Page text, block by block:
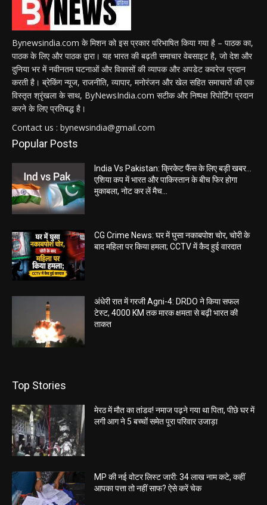
Bynewsindia.com के मिशन को इस प्रकार परिभाषित किया गया है – पाठक का,
पाठक के लिए और पाठक द्वारा। यह भारत की बढ़ती समाचार वेबसाइट है, जो देश और
दुनिया भर में नवीनतम घटनाओं और विकासों की व्यापक और अपडेट कवरेज प्रदान
करती है। ब्रेकिंग न्यूज, राजनीति, व्यापार, मनोरंजन और खेल सहित समाचारों की एक
विस्तृत श्रृंखला के साथ, ByNewsIndia.com सटीक और निष्पक्ष रिपोर्टिंग प्रदान
करने के लिए प्रतिबद्ध है।
Contact us : bynewsindia@gmail.com
Popular Posts
India Vs Pakistan: क्रिकेट फैंस के लिए बड़ी खबर…
एशिया कप में भारत और पाकिस्तान के बीच फिर होगा
मुकाबला, नोट कर लें मैच...
CG Crime News: घर में घुसा नकाबपोश चोर, चोरी के
बाद महिला पर किया हमला; CCTV में कैद हुई वारदात
अंधेरी रात में गरजी Agni-4: DRDO ने किया सफल
टेस्ट, 4000 KM तक मारक क्षमता से बढ़ी भारत की
ताकत
Top Stories
मेरठ में मौत का तांडव! नमाज पढ़ने गया था पिता, पीछे घर में
लगी आग ने 5 बच्चों समेत पूरा परिवार उजाड़ा
MP की नई वोटर लिस्ट जारी: 34 लाख नाम कटे, कहीं
आपका पत्ता तो नहीं साफ? ऐसे करें चेक